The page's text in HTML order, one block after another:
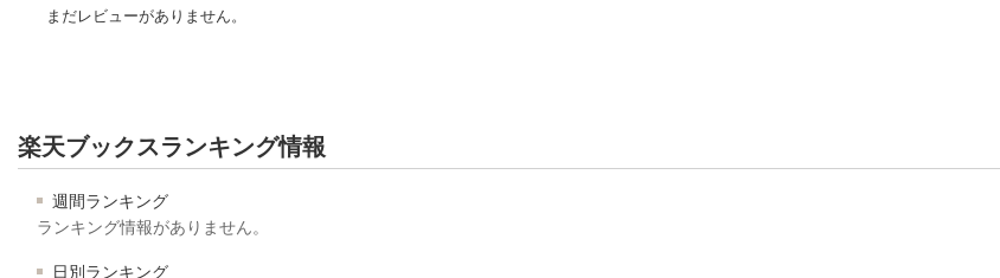
まだレビューがありません。
楽天ブックスランキング情報
週間ランキング
ランキング情報がありません。
日別ランキング